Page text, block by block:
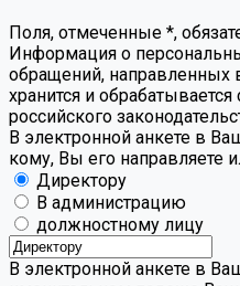
Поля, отмеченные *,
Информация о
обращений, направленных
хранится и
российского
В электронной анкете в
кому, Вы его направляете
Директору
В администрацию
должностному лицу
В электронной анкете в